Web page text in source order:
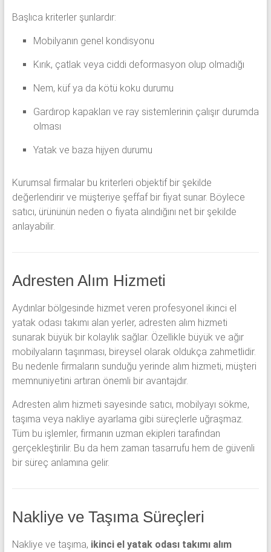
Başlıca kriterler şunlardır:
Mobilyanın genel kondisyonu
Kırık, çatlak veya ciddi deformasyon olup olmadığı
Nem, küf ya da kötü koku durumu
Gardırop kapakları ve ray sistemlerinin çalışır durumda
olması
Yatak ve baza hijyen durumu
Kurumsal firmalar bu kriterleri objektif bir şekilde
değerlendirir ve müşteriye şeffaf bir fiyat sunar. Böylece
satıcı, ürününün neden o fiyata alındığını net bir şekilde
anlayabilir.
Adresten Alım Hizmeti
Aydınlar bölgesinde hizmet veren profesyonel ikinci el
yatak odası takımı alan yerler, adresten alım hizmeti
sunarak büyük bir kolaylık sağlar. Özellikle büyük ve ağır
mobilyaların taşınması, bireysel olarak oldukça zahmetlidir.
Bu nedenle firmaların sunduğu yerinde alım hizmeti, müşteri
memnuniyetini artıran önemli bir avantajdır.
Adresten alım hizmeti sayesinde satıcı, mobilyayı sökme,
taşıma veya nakliye ayarlama gibi süreçlerle uğraşmaz.
Tüm bu işlemler, firmanın uzman ekipleri tarafından
gerçekleştirilir. Bu da hem zaman tasarrufu hem de güvenli
bir süreç anlamına gelir.
Nakliye ve Taşıma Süreçleri
Nakliye ve taşıma, ikinci el yatak odası takımı alım